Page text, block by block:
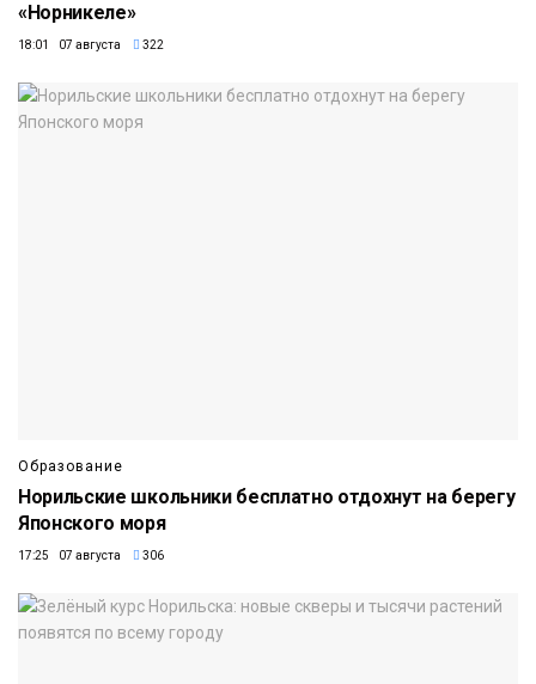
«Норникеле»
18:01 07 августа 322
Образование
Норильские школьники бесплатно отдохнут на берегу
Японского моря
17:25 07 августа 306